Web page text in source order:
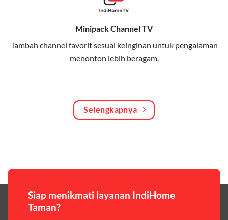
keluarga atau teman secara praktis.
One Bill System
Tagihan internet rumah dan kuota keluarga digabung
dalam satu pembayaran.
Hemat biaya dengan paket internet berkualitas tinggi
premium,berikut ulasan singkatnya:
Paket Easy
Minipack Channel TV
Tambah channel favorit sesuai keinginan untuk pengalaman
menonton lebih beragam.
Selengkapnya
Siap menikmati layanan IndiHome
Taman?